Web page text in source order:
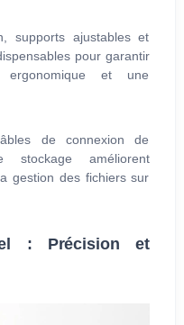
supports ajustables et
pour garantir
et une
de connexion de
améliorent
gestion des fichiers sur
: Précision et